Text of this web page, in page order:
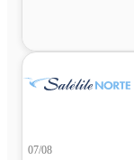
07/08